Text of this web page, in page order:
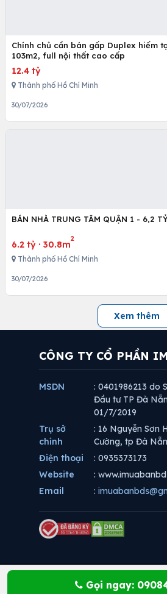
Chính chủ cần bán gấp Duplex hiếm
103m2, full nội thất cao cấp
12.4 tỷ
Thành phố Hồ Chí Minh
30/07/2026
BÁN NHÀ TRUNG TÂM QUẬN 1 - 6,2
6.2 tỷ · 30.8m
2
Thành phố Hồ Chí Minh
30/07/2026
Xem thêm
Gọi ngay:
CÔNG TY CỔ PHẦN
MSDN
: 0401986213 do
Đầu tư TP Đà
01/7/2019
Trụ sở
chính
: 16 Nguyễn Sơn
Cường, tp Đà
Điện thoại
: 0935373173
Website
:
Email
: